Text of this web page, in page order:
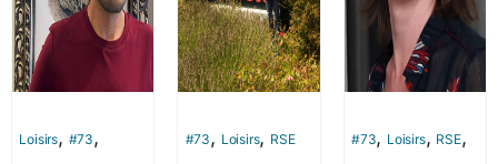
Loisirs, #73 , #73 , Loisirs, RSE #73, Loisirs, RSE,